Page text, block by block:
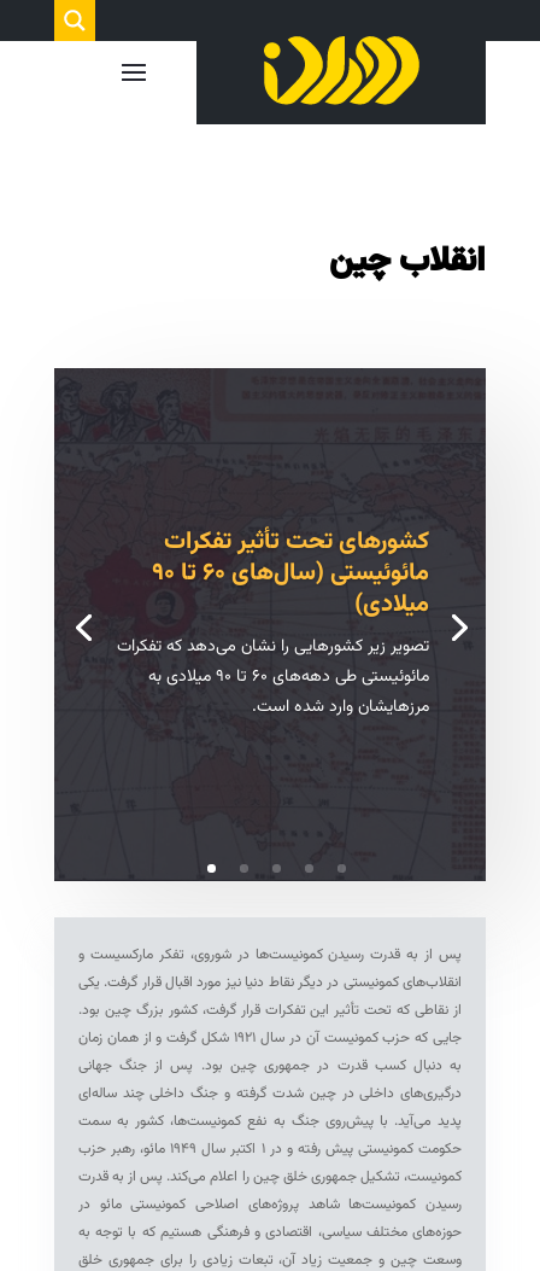
انقلاب چین
کشورهای تحت تأثیر تفکرات
مائوئیستی (سال‌های ۶۰ تا ۹۰
میلادی)
تصویر زیر کشورهایی را نشان می‌دهد که تفکرات
مائوئیستی طی دهه‌های ۶۰ تا ۹۰ میلادی به
مرزهایشان وارد شده است.
پس از به قدرت رسیدن کمونیست‌ها در شوروی، تفکر مارکسیست و
انقلاب‌های کمونیستی در دیگر نقاط دنیا نیز مورد اقبال قرار گرفت. یکی
از نقاطی که تحت تأثیر این تفکرات قرار گرفت، کشور بزرگ چین بود.
جایی که حزب کمونیست آن در سال ۱۹۲۱ شکل گرفت و از همان زمان
به دنبال کسب قدرت در جمهوری چین بود. پس از جنگ جهانی
درگیری‌های داخلی در چین شدت گرفته و جنگ داخلی چند ساله‌ای
پدید می‌آید. با پیش‌روی جنگ به نفع کمونیست‌ها، کشور به سمت
حکومت کمونیستی پیش رفته و در ۱ اکتبر سال ۱۹۴۹ مائو، رهبر حزب
کمونیست، تشکیل جمهوری خلق چین را اعلام می‌کند. پس از به قدرت
رسیدن کمونیست‌ها شاهد پروژه‌های اصلاحی کمونیستی مائو در
حوزه‌های مختلف سیاسی، اقتصادی و فرهنگی هستیم که با توجه به
وسعت چین و جمعیت زیاد آن، تبعات زیادی را برای جمهوری خلق